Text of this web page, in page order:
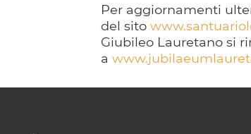
Per aggiornamenti
del sito
Giubileo Lauretano si
a